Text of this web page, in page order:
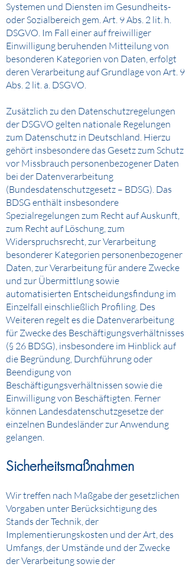
Systemen und Diensten im Gesundheits-
oder Sozialbereich gem. Art. 9 Abs. 2 lit. h.
DSGVO. Im Fall einer auf freiwilliger
Einwilligung beruhenden Mitteilung von
besonderen Kategorien von Daten, erfolgt
deren Verarbeitung auf Grundlage von Art. 9
Abs. 2 lit. a. DSGVO.
Zusätzlich zu den Datenschutzregelungen
der DSGVO gelten nationale Regelungen
zum Datenschutz in Deutschland. Hierzu
gehört insbesondere das Gesetz zum Schutz
vor Missbrauch personenbezogener Daten
bei der Datenverarbeitung
(Bundesdatenschutzgesetz – BDSG). Das
BDSG enthält insbesondere
Spezialregelungen zum Recht auf Auskunft,
zum Recht auf Löschung, zum
Widerspruchsrecht, zur Verarbeitung
besonderer Kategorien personenbezogener
Daten, zur Verarbeitung für andere Zwecke
und zur Übermittlung sowie
automatisierten Entscheidungsfindung im
Einzelfall einschließlich Profiling. Des
Weiteren regelt es die Datenverarbeitung
für Zwecke des Beschäftigungsverhältnisses
(§ 26 BDSG), insbesondere im Hinblick auf
die Begründung, Durchführung oder
Beendigung von
Beschäftigungsverhältnissen sowie die
Einwilligung von Beschäftigten. Ferner
können Landesdatenschutzgesetze der
einzelnen Bundesländer zur Anwendung
gelangen.
Sicherheitsmaßnahmen
Wir treffen nach Maßgabe der gesetzlichen
Vorgaben unter Berücksichtigung des
Stands der Technik, der
Implementierungskosten und der Art, des
Umfangs, der Umstände und der Zwecke
der Verarbeitung sowie der